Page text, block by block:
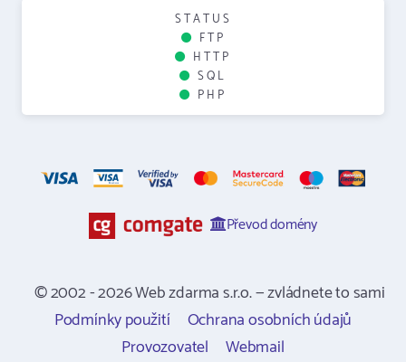
STATUS
FTP
HTTP
SQL
PHP
Převod domény
© 2002 - 2026 Web zdarma s.r.o. — zvládnete to sami
Podmínky použití
Ochrana osobních údajů
Provozovatel
Webmail